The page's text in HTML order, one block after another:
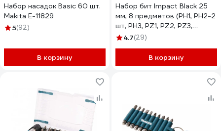
Набор насадок Basic 60 шт.
Makita E-11829
5(92)
В корзину
Набор бит Impact Black 25
мм, 8 предметов (PH1, PH2-2
шт, PH3, PZ1, PZ2, PZ3,
магнитный держатель)
4.7(29)
В корзину